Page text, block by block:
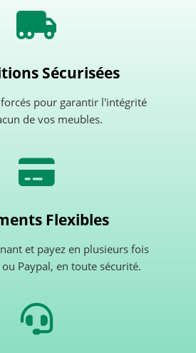
Sécurisées
pour garantir l'intégrité
de vos meubles.
Flexibles
et payez en plusieurs fois
ou Paypal, en toute sécurité.